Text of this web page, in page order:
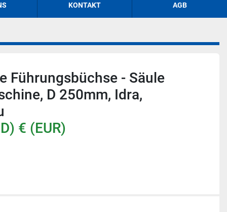
KONTAKT AGB
Führungsbüchse - Säule
D 250mm, Idra,
€ (EUR)